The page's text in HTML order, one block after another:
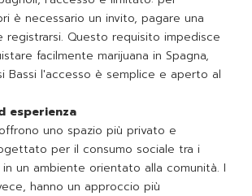
è necessario un invito, pagare una
registrarsi. Questo requisito impedisce
facilmente marijuana in Spagna,
Bassi l'accesso è semplice e aperto al
esperienza
uno spazio più privato e
per il consumo sociale tra i
un ambiente orientato alla comunità. I
hanno un approccio più